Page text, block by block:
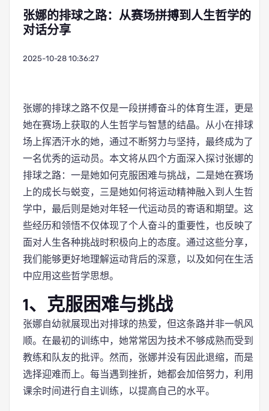
张娜的排球之路：从赛场拼搏到人生哲学的
对话分享
2025-10-28 10:36:27
张娜的排球之路不仅是一段拼搏奋斗的体育生涯，更是
她在赛场上获取的人生哲学与智慧的结晶。从小在排球
场上挥洒汗水的她，通过不断努力与坚持，最终成为了
一名优秀的运动员。本文将从四个方面深入探讨张娜的
排球之路：一是她如何克服困难与挑战，二是她在赛场
上的成长与蜕变，三是她如何将运动精神融入到人生哲
学中，最后则是她对年轻一代运动员的寄语和期望。这
些经历和领悟不仅体现了个人奋斗的重要性，也反映了
面对人生各种挑战时积极向上的态度。通过这些分享，
我们能够更好地理解运动背后的深意，以及如何在生活
中应用这些哲学思想。
1、克服困难与挑战
张娜自幼就展现出对排球的热爱，但这条路并非一帆风
顺。在最初的训练中，她常常因为技术不够成熟而受到
教练和队友的批评。然而，张娜并没有因此退缩，而是
选择迎难而上。每当遇到挫折，她都会加倍努力，利用
课余时间进行自主训练，以提高自己的水平。